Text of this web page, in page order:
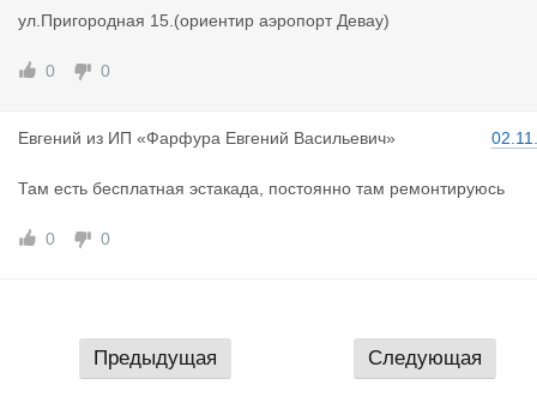
ул.Пригородная 15.(ориентир аэропорт Девау)
0 0
Евгений из ИП «Фарфура Евгений Васильевич»
Там есть бесплатная эстакада, постоянно там ремонтируюсь
0 0
Предыдущая Следующая